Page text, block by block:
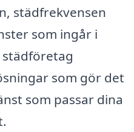
städfrekvensen
som ingår i
som gör det
som passar dina